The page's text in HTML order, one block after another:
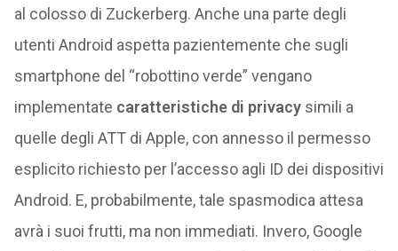
al colosso di Zuckerberg. Anche una parte degli
utenti Android aspetta pazientemente che sugli
smartphone del “robottino verde” vengano
implementate caratteristiche di privacysimili a
quelle degli ATT di Apple, con annesso il permesso
esplicito richiesto per l’accesso agli ID dei dispositivi
Android. E, probabilmente, tale spasmodica attesa
avrà i suoi frutti, ma non immediati. Invero, Google